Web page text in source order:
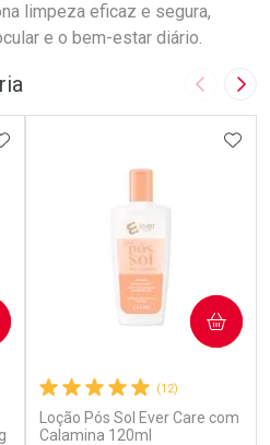
limpeza eficaz e segura,
e o bem-estar diário.
Imagem
AOS FAVORITOS
(12)
Loção Pós Sol Ever Care com
Calamina 120ml
COMPRAR